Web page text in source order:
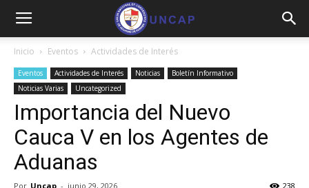
Inicio Eventos Actividades de Interés
Eventos Actividades de Interés Noticias
Boletín Informativo
Noticias Varias
Uncategorized
Importancia del Nuevo
Cauca V en los Agentes de
Aduanas
Por Uncap - junio 29, 2026 238